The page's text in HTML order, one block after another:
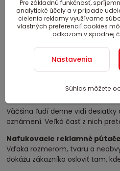
Takáto forma marketingu
nielen vidieť, ale aj s ňou
Výsledkom je dlhší čas strávený
záujem návštevníkov a silnejšie
pozitívnym zážitkom.
5. Pomáhajú odlíšiť
Väčšina ľudí denne vidí desiatky
oznámení. Veľká časť z nich
Nafukovacie reklamné
Vďaka rozmerom, tvaru a
dokážu zákazníka osloviť tam,
Pre základnú funkčnosť,
analytické účely a v prípade
cielenia reklamy využívame
vlastných preferencií cookies
odkazom v spodnej
Nastavenia
Súhlas môžete